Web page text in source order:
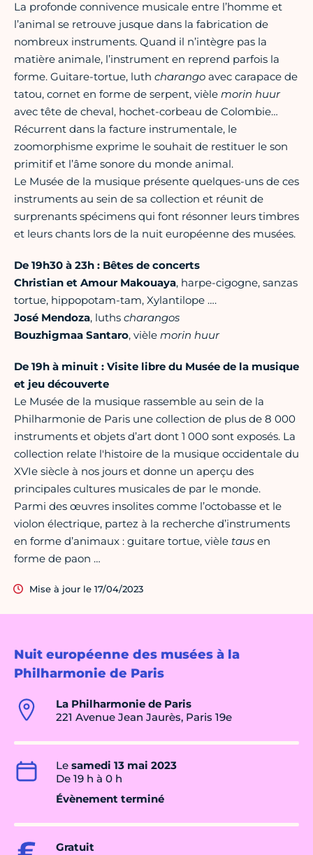
Nuit européenne des musées à la
Philharmonie de Paris
La Philharmonie de Paris
221 Avenue Jean Jaurès, Paris 19e
Le samedi 13 mai 2023
De 19 h à 0 h
Évènement terminé
Gratuit
La profonde connivence musicale entre l’homme et
l’animal se retrouve jusque dans la fabrication de
nombreux instruments. Quand il n’intègre pas la
matière animale, l’instrument en reprend parfois la
forme. Guitare-tortue, luth charango avec carapace de
tatou, cornet en forme de serpent, vièle morin huur
avec tête de cheval, hochet-corbeau de Colombie…
Récurrent dans la facture instrumentale, le
zoomorphisme exprime le souhait de restituer le son
primitif et l’âme sonore du monde animal.
Le Musée de la musique présente quelques-uns de ces
instruments au sein de sa collection et réunit de
surprenants spécimens qui font résonner leurs timbres
et leurs chants lors de la nuit européenne des musées.
De 19h30 à 23h : Bêtes de concerts
Christian et Amour Makouaya, harpe-cigogne, sanzas
tortue, hippopotam-tam, Xylantilope ….
José Mendoza, luths charangos
Bouzhigmaa Santaro, vièle morin huur
De 19h à minuit : Visite libre du Musée de la musique
et jeu découverte
Le Musée de la musique rassemble au sein de la
Philharmonie de Paris une collection de plus de 8 000
instruments et objets d’art dont 1 000 sont exposés. La
collection relate l'histoire de la musique occidentale du
XVIe siècle à nos jours et donne un aperçu des
principales cultures musicales de par le monde.
Parmi des œuvres insolites comme l’octobasse et le
violon électrique, partez à la recherche d’instruments
en forme d’animaux : guitare tortue, vièle taus en
forme de paon …
Mise à jour le 17/04/2023